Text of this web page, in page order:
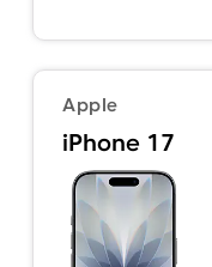
Apple
iPhone 17